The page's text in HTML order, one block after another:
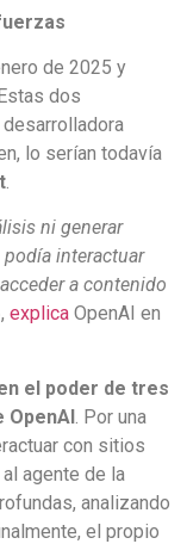
de 2025 y
dos
lo serían todavía
.
ni generar
podía interactuar
a contenido
explica OpenAI en
el poder de tres
OpenAI . Por una
con sitios
agente de la
analizando
el propio